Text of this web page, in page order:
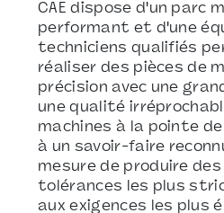
CAE dispose d'un parc
performant et d'une
techniciens qualifiés
réaliser des pièces de
précision avec une
une qualité
machines à la pointe
à un savoir-faire
mesure de produire des
tolérances les plus
aux exigences les plus